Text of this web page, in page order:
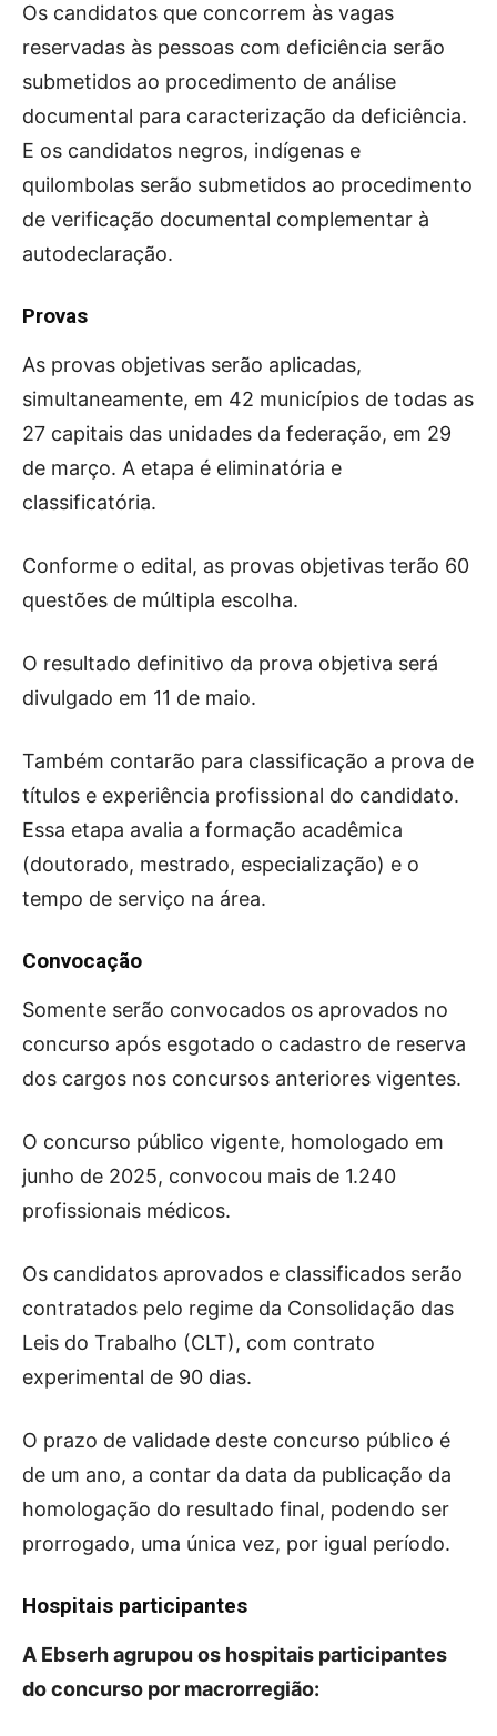
Os candidatos que concorrem às vagas
reservadas às pessoas com deficiência serão
submetidos ao procedimento de análise
documental para caracterização da deficiência.
E os candidatos negros, indígenas e
quilombolas serão submetidos ao procedimento
de verificação documental complementar à
autodeclaração.
Provas
As provas objetivas serão aplicadas,
simultaneamente, em 42 municípios de todas as
27 capitais das unidades da federação, em 29
de março. A etapa é eliminatória e
classificatória.
Conforme o edital, as provas objetivas terão 60
questões de múltipla escolha.
O resultado definitivo da prova objetiva será
divulgado em 11 de maio.
Também contarão para classificação a prova de
títulos e experiência profissional do candidato.
Essa etapa avalia a formação acadêmica
(doutorado, mestrado, especialização) e o
tempo de serviço na área.
Convocação
Somente serão convocados os aprovados no
concurso após esgotado o cadastro de reserva
dos cargos nos concursos anteriores vigentes.
O concurso público vigente, homologado em
junho de 2025, convocou mais de 1.240
profissionais médicos.
Os candidatos aprovados e classificados serão
contratados pelo regime da Consolidação das
Leis do Trabalho (CLT), com contrato
experimental de 90 dias.
O prazo de validade deste concurso público é
de um ano, a contar da data da publicação da
homologação do resultado final, podendo ser
prorrogado, uma única vez, por igual período.
Hospitais participantes
A Ebserh agrupou os hospitais participantes
do concurso por macrorregião: